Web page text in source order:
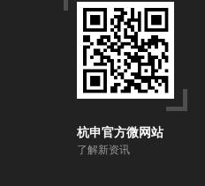
杭申官方微网站
了解新资讯